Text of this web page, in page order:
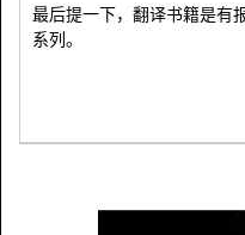
最后提一下，翻译书籍是有
系列。